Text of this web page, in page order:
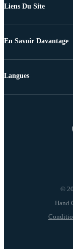
Liens Du Site
En Savoir Davantage
©
Langues